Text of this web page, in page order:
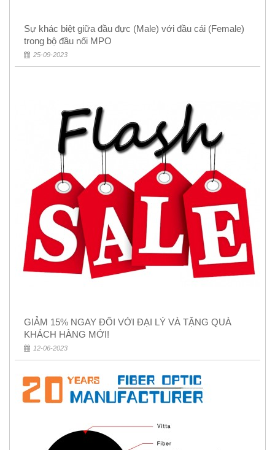
Sự khác biệt giữa đầu đực (Male) với đầu cái (Female)
trong bộ đầu nối MPO
25-09-2023
GIẢM 15% NGAY ĐỐI VỚI ĐẠI LÝ VÀ TẶNG QUÀ
KHÁCH HÀNG MỚI!
12-06-2023